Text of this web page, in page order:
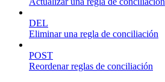
DEL
Eliminar una regla de conciliación
POST
Reordenar reglas de conciliación